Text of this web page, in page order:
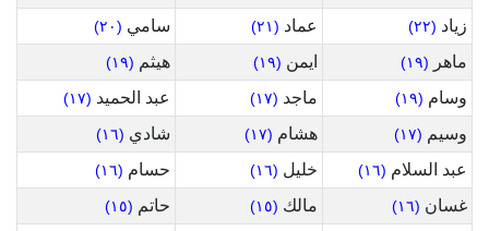
زياد (٢٢) عماد (٢١) سامي (٢٠)
ماهر (١٩) ايمن (١٩) هيثم (١٩)
وسام (١٩) ماجد (١٧) عبد الحميد (١٧)
وسيم (١٧) هشام (١٧) شادي (١٦)
عبد السلام (١٦) خليل (١٦) حسام (١٦)
غسان (١٦) مالك (١٥) حاتم (١٥)